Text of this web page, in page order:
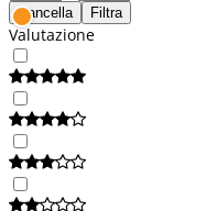
Cancella Filtra
Valutazione